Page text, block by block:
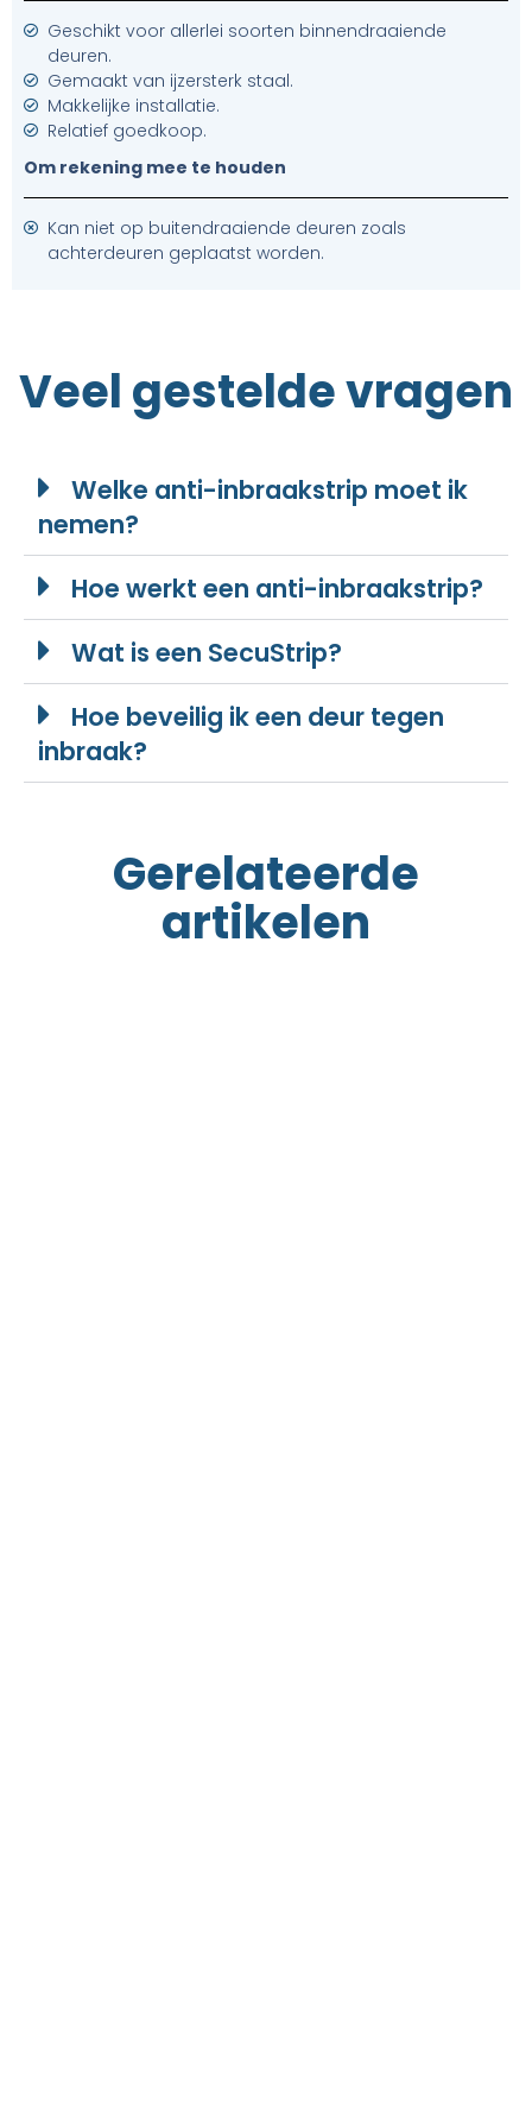
Geschikt voor allerlei soorten binnendraaiende
deuren.
Gemaakt van ijzersterk staal.
Makkelijke installatie.
Relatief goedkoop.
Om rekening mee te houden
Kan niet op buitendraaiende deuren zoals
achterdeuren geplaatst worden.
Veel gestelde vragen
Welke anti-inbraakstrip moet ik
nemen?
Hoe werkt een anti-inbraakstrip?
Wat is een SecuStrip?
Hoe beveilig ik een deur tegen
inbraak?
Gerelateerde
artikelen